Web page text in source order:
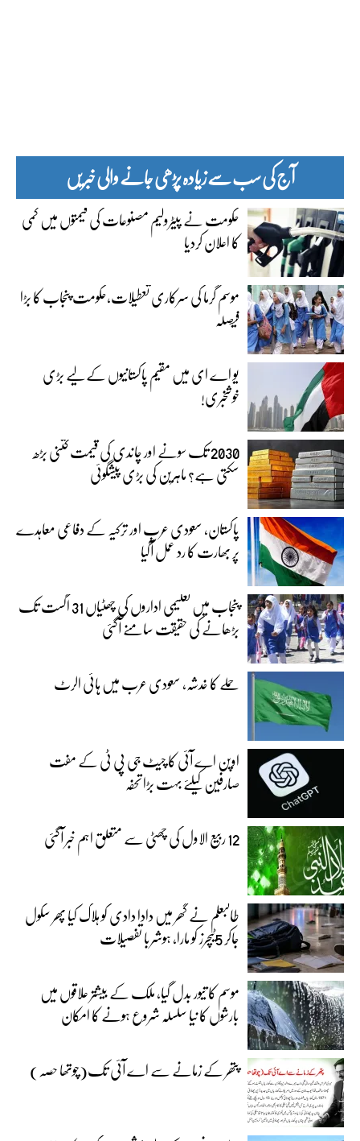
آج کی سب سے زیادہ پڑھی جانے والی خبریں
حکومت نے پیٹرولیم مصنوعات کی قیمتوں میں کمی
کا اعلان کردیا
موسم گرما کی سرکاری تعطیلات،حکومت پنجاب کا بڑا
فیصلہ
یو اے ای میں مقیم پاکستانیوں کے لیے بڑی
خوشخبری!
2030 تک سونے اور چاندی کی قیمت کتنی بڑھ
سکتی ہے؟ ماہرین کی بڑی پیشگوئی
پاکستان، سعودی عرب اور ترکیہ کے دفاعی معاہدے
پر بھارت کا رد عمل آگیا
پنجاب میں تعلیمی اداروں کی چھٹیاں 31 اگست تک
بڑھانے کی حقیقت سامنے آگئی
حملے کا خدشہ، سعودی عرب میں ہائی الرٹ
اوپن اے آئی کا چیٹ جی پی ٹی کے مفت
صارفین کیلئے بہت بڑا تحفہ
12 ربیع الاول کی چھٹی سے متعلق اہم خبر آگئی
طالبعلم نے گھر میں دادا دادی کو ہلاک کیا پھر سکول
جاکر 5ٹیچرز کو مارا، ہوشربا تفصیلات
موسم کا تیور بدل گیا، ملک کے بیشتر علاقوں میں
بارشوں کا نیا سلسلہ شروع ہونے کا امکان
پتھر کے زمانے سے اے آئی تک(چوتھا حصہ)